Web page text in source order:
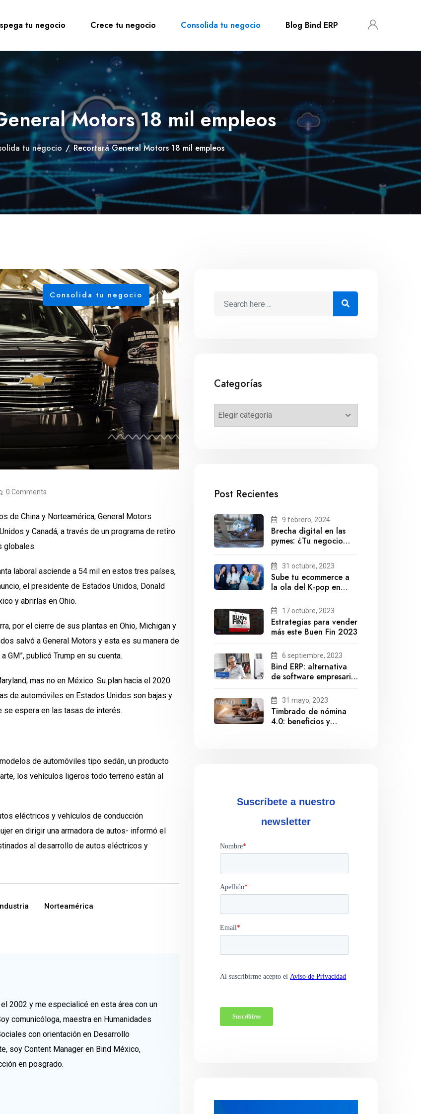
tu negocio Crece tu negocio Consolida tu negocio Blog Bind ERP
Motors 18 mil empleos
tu negocio / Recortará General Motors 18 mil empleos
Consolida tu negocio
0 Comments
de China y Norteamérica, General Motors
y Canadá, a través de un programa de retiro
globales.
laboral asciende a 54 mil en estos tres países,
el presidente de Estados Unidos, Donald
y abrirlas en Ohio.
por el cierre de sus plantas en Ohio, Michigan y
salvó a General Motors y esta es su manera de
publicó Trump en su cuenta.
mas no en México. Su plan hacia el 2020
de automóviles en Estados Unidos son bajas y
se espera en las tasas de interés.
de automóviles tipo sedán, un producto
los vehículos ligeros todo terreno están al
eléctricos y vehículos de conducción
en dirigir una armadora de autos- informó el
al desarrollo de autos eléctricos y
Norteamérica
2002 y me especialicé en esta área con un
comunicóloga, maestra en Humanidades
con orientación en Desarrollo
soy Content Manager en Bind México,
en posgrado.
Categorías
Post Recientes
9 febrero, 2024
Brecha digital en las
pymes: ¿Tu negocio
futuro?31 octubre, 2023
Sube tu ecommerce a
la ola del K-pop en
17 octubre, 2023
Estrategias para vender
más este Buen Fin 2023
6 septiembre, 2023
Bind ERP: alternativa
de software empresarial
Gestionix
31 mayo, 2023
Timbrado de nómina
4.0: beneficios y
Suscríbete a nuestro
newsletter